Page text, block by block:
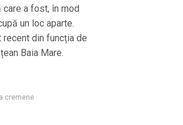
care a fost, în mod
un loc aparte.
recent din funcția de
Baia Mare.
cremene